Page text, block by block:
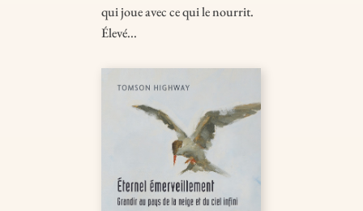
qui joue avec ce qui le nourrit.
Élevé...